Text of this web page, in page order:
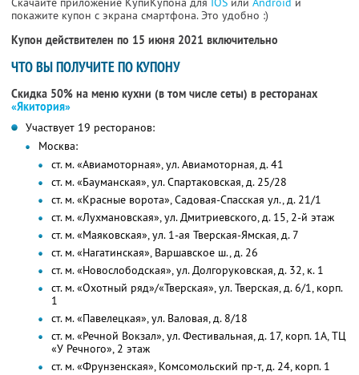
покажите купон с экрана смартфона. Это удобно :)
Купон действителен по 15 июня 2021 включительно
ЧТО ВЫ ПОЛУЧИТЕ ПО КУПОНУ
Скидка 50% на меню кухни (в том числе сеты) в ресторанах
«Якитория»
Участвует 19 ресторанов:
Москва:
ст. м. «Авиамоторная», ул. Авиамоторная, д. 41
ст. м. «Бауманская», ул. Спартаковская, д. 25/28
ст. м. «Красные ворота», Садовая-Спасская ул., д. 21/1
ст. м. «Лухмановская», ул. Дмитриевского, д. 15, 2-й этаж
ст. м. «Маяковская», ул. 1-ая Тверская-Ямская, д. 7
ст. м. «Нагатинская», Варшавское ш., д. 26
ст. м. «Новослободская», ул. Долгоруковская, д. 32, к. 1
ст. м. «Охотный ряд»/«Тверская», ул. Тверская, д. 6/1, корп.
1
ст. м. «Павелецкая», ул. Валовая, д. 8/18
ст. м. «Речной Вокзал», ул. Фестивальная, д. 17, корп. 1А, ТЦ
«У Речного», 2 этаж
ст. м. «Фрунзенская», Комсомольский пр-т, д. 24, корп. 1